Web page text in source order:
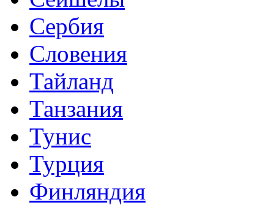
Сербия
Словения
Тайланд
Танзания
Тунис
Турция
Финляндия